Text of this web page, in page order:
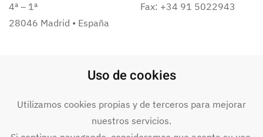
4ª – 1ª
28046 Madrid • España
Fax: +34 91 5022943
Uso de cookies
Utilizamos cookies propias y de terceros para mejorar
nuestros servicios.